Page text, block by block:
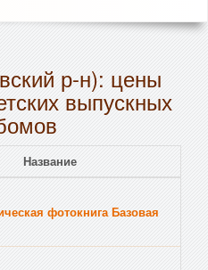
р-н): цены
выпускных
Название
фотокнига Базовая